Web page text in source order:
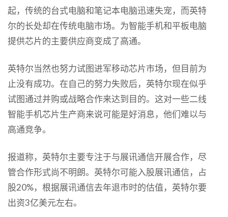
起，传统的台式电脑和笔记本电脑迅速失宠，而英特
尔的长处却在传统电脑市场。为智能手机和平板电脑
提供芯片的主要供应商变成了高通。
英特尔当然也努力试图进军移动芯片市场，但目前为
止没有成功。在自己的努力失败后，英特尔现在似乎
试图通过并购或战略合作来达到目的。这对一些二线
智能手机芯片生产商来说可能是好消息，他们难以与
高通竞争。
报道称，英特尔主要专注于与展讯通信开展合作，尽
管合作形式尚不明朗。英特尔可能入股展讯通信，占
股20%，根据展讯通信去年退市时的估值，英特尔要
出资3亿美元左右。